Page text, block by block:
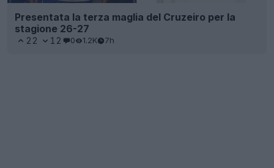
Presentata la terza maglia del Cruzeiro per la
stagione 26-27
22 12 0 1.2K 7h